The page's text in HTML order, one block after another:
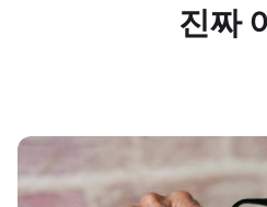
진짜